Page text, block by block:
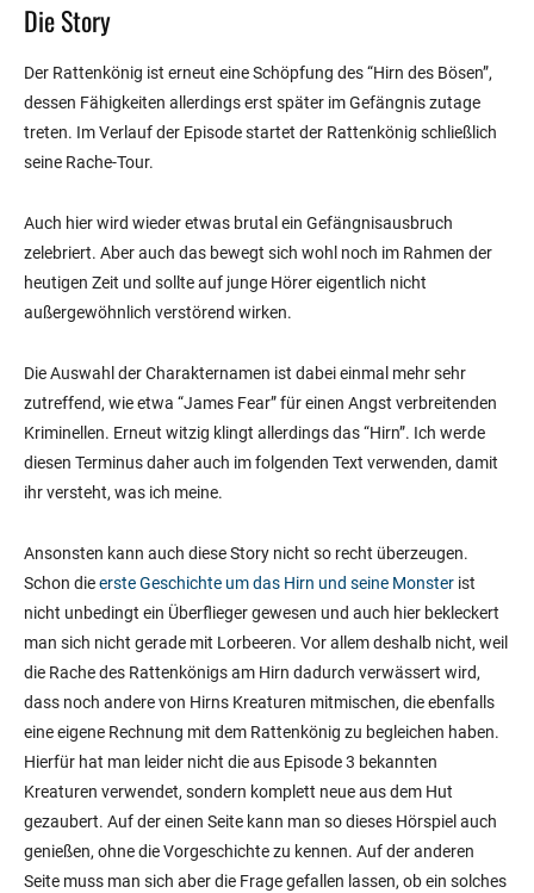
Die Story
Der Rattenkönig ist erneut eine Schöpfung des “Hirn des Bösen”,
dessen Fähigkeiten allerdings erst später im Gefängnis zutage
treten. Im Verlauf der Episode startet der Rattenkönig schließlich
seine Rache-Tour.
Auch hier wird wieder etwas brutal ein Gefängnisausbruch
zelebriert. Aber auch das bewegt sich wohl noch im Rahmen der
heutigen Zeit und sollte auf junge Hörer eigentlich nicht
außergewöhnlich verstörend wirken.
Die Auswahl der Charakternamen ist dabei einmal mehr sehr
zutreffend, wie etwa “James Fear” für einen Angst verbreitenden
Kriminellen. Erneut witzig klingt allerdings das “Hirn”. Ich werde
diesen Terminus daher auch im folgenden Text verwenden, damit
ihr versteht, was ich meine.
Ansonsten kann auch diese Story nicht so recht überzeugen.
Schon dieerste Geschichte um das Hirn und seine Monster ist
nicht unbedingt ein Überflieger gewesen und auch hier bekleckert
man sich nicht gerade mit Lorbeeren. Vor allem deshalb nicht, weil
die Rache des Rattenkönigs am Hirn dadurch verwässert wird,
dass noch andere von Hirns Kreaturen mitmischen, die ebenfalls
eine eigene Rechnung mit dem Rattenkönig zu begleichen haben.
Hierfür hat man leider nicht die aus Episode 3 bekannten
Kreaturen verwendet, sondern komplett neue aus dem Hut
gezaubert. Auf der einen Seite kann man so dieses Hörspiel auch
genießen, ohne die Vorgeschichte zu kennen. Auf der anderen
Seite muss man sich aber die Frage gefallen lassen, ob ein solches